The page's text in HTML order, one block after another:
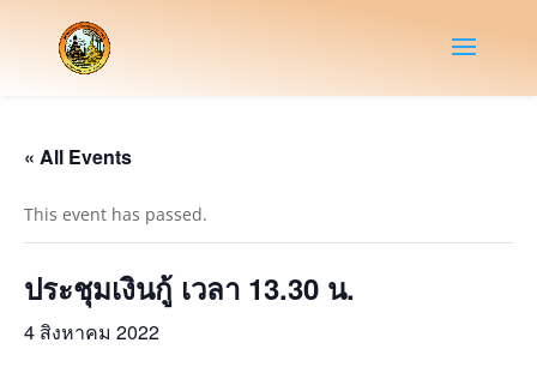
« All Events
This event has passed.
ประชุมเงินกู้ เวลา 13.30 น.
4 สิงหาคม 2022